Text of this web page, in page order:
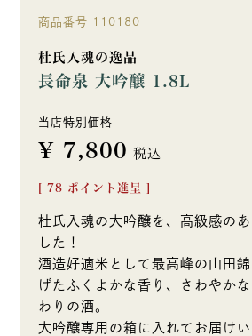
商品番号 110180
杜氏入魂の逸品
長命泉 大吟醸 1.8L
当店特別価格
¥ 7,800 税込
78 ポイント進呈 ]
杜氏入魂の大吟醸を、高級感の
した！
酒造好適米として最高峰の山田
げたふくよかな香り、さわやか
わりの酒。
大吟醸専用の箱に入れてお届けい